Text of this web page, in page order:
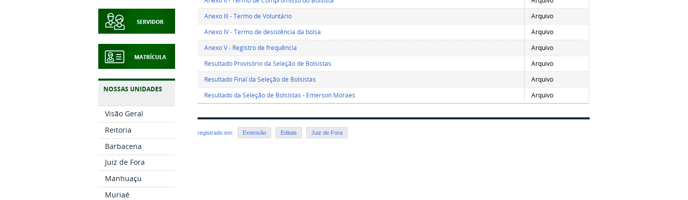
NOSSAS UNIDADES
Visão Geral
Reitoria
Barbacena
Juiz de Fora
Manhuaçu
Muriaé
Anexo III - Termo de Voluntário
Arquivo
Anexo IV - Termo de desistência da bolsa
Arquivo
Anexo V - Registro de frequência
Arquivo
Resultado Provisório da Seleção de Bolsistas
Arquivo
Resultado Final da Seleção de Bolsistas
Arquivo
Resultado da Seleção de Bolsistas - Emerson Moraes
Arquivo
registrado em: Extensão Editais Juiz de Fora